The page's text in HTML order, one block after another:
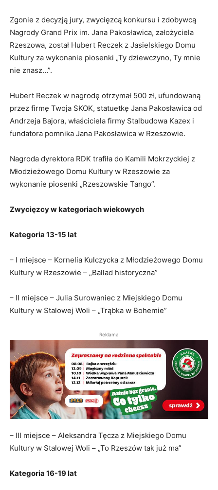
Zgonie z decyzją jury, zwycięzcą konkursu i zdobywcą
Nagrody Grand Prix im. Jana Pakosławica, założyciela
Rzeszowa, został Hubert Reczek z Jasielskiego Domu
Kultury za wykonanie piosenki „Ty dziewczyno, Ty mnie
nie znasz…”.
Hubert Reczek w nagrodę otrzymał 500 zł, ufundowaną
przez firmę Twoja SKOK, statuetkę Jana Pakosławica od
Andrzeja Bajora, właściciela firmy Stalbudowa Kazex i
fundatora pomnika Jana Pakosławica w Rzeszowie.
Nagroda dyrektora RDK trafiła do Kamili Mokrzyckiej z
Młodzieżowego Domu Kultury w Rzeszowie za
wykonanie piosenki „Rzeszowskie Tango”.
Zwycięzcy w kategoriach wiekowych
Kategoria 13-15 lat
– I miejsce – Kornelia Kulczycka z Młodzieżowego Domu
Kultury w Rzeszowie – „Ballad historyczna”
– II miejsce – Julia Surowaniec z Miejskiego Domu
Kultury w Stalowej Woli – „Trąbka w Bohemie”
Reklama
– III miejsce – Aleksandra Tęcza z Miejskiego Domu
Kultury w Stalowej Woli – „To Rzeszów tak już ma”
Kategoria 16-19 lat